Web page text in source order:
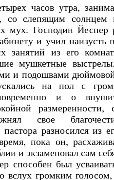
часов утра,
со слепящим солнцем
мух. Господин Йеспер
и учил наизусть
занятий из его
мушкетные
и подошвами
на пол с
и о
свое
разносился из
пока он,
и экзаменовал сам
способен был
вслух громким